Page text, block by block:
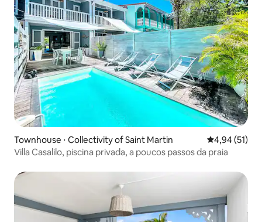
Townhouse ⋅ Collectivity of Saint Martin 4,94 de uma
4,94 (51)
Villa Casalilo, piscina privada, a poucos passos da praia